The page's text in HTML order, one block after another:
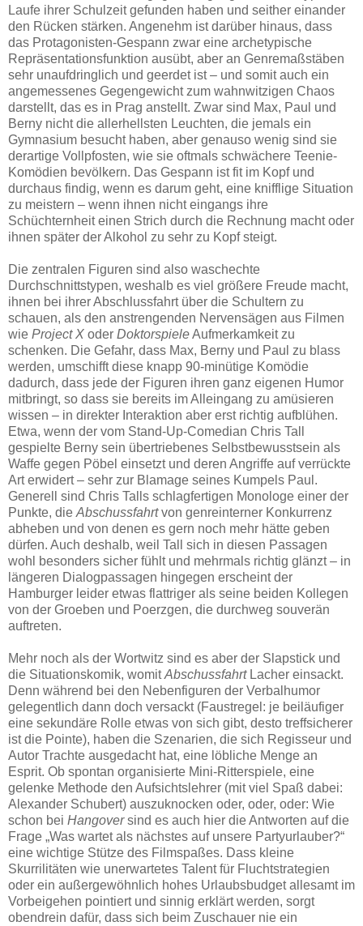
Laufe ihrer Schulzeit gefunden haben und seither einander
den Rücken stärken. Angenehm ist darüber hinaus, dass
das Protagonisten-Gespann zwar eine archetypische
Repräsentationsfunktion ausübt, aber an Genremaßstäben
sehr unaufdringlich und geerdet ist – und somit auch ein
angemessenes Gegengewicht zum wahnwitzigen Chaos
darstellt, das es in Prag anstellt. Zwar sind Max, Paul und
Berny nicht die allerhellsten Leuchten, die jemals ein
Gymnasium besucht haben, aber genauso wenig sind sie
derartige Vollpfosten, wie sie oftmals schwächere Teenie-
Komödien bevölkern. Das Gespann ist fit im Kopf und
durchaus findig, wenn es darum geht, eine knifflige Situation
zu meistern – wenn ihnen nicht eingangs ihre
Schüchternheit einen Strich durch die Rechnung macht oder
ihnen später der Alkohol zu sehr zu Kopf steigt.
Die zentralen Figuren sind also waschechte
Durchschnittstypen, weshalb es viel größere Freude macht,
ihnen bei ihrer Abschlussfahrt über die Schultern zu
schauen, als den anstrengenden Nervensägen aus Filmen
wie Project X oder DoktorspieleAufmerkamkeit zu
schenken. Die Gefahr, dass Max, Berny und Paul zu blass
werden, umschifft diese knapp 90-minütige Komödie
dadurch, dass jede der Figuren ihren ganz eigenen Humor
mitbringt, so dass sie bereits im Alleingang zu amüsieren
wissen – in direkter Interaktion aber erst richtig aufblühen.
Etwa, wenn der vom Stand-Up-Comedian Chris Tall
gespielte Berny sein übertriebenes Selbstbewusstsein als
Waffe gegen Pöbel einsetzt und deren Angriffe auf verrückte
Art erwidert – sehr zur Blamage seines Kumpels Paul.
Generell sind Chris Talls schlagfertigen Monologe einer der
Punkte, die Abschussfahrtvon genreinterner Konkurrenz
abheben und von denen es gern noch mehr hätte geben
dürfen. Auch deshalb, weil Tall sich in diesen Passagen
wohl besonders sicher fühlt und mehrmals richtig glänzt – in
längeren Dialogpassagen hingegen erscheint der
Hamburger leider etwas flattriger als seine beiden Kollegen
von der Groeben und Poerzgen, die durchweg souverän
auftreten.
Mehr noch als der Wortwitz sind es aber der Slapstick und
die Situationskomik, womitAbschussfahrtLacher einsackt.
Denn während bei den Nebenfiguren der Verbalhumor
gelegentlich dann doch versackt (Faustregel: je beiläufiger
eine sekundäre Rolle etwas von sich gibt, desto treffsicherer
ist die Pointe), haben die Szenarien, die sich Regisseur und
Autor Trachte ausgedacht hat, eine löbliche Menge an
Esprit. Ob spontan organisierte Mini-Ritterspiele, eine
gelenke Methode den Aufsichtslehrer (mit viel Spaß dabei:
Alexander Schubert) auszuknocken oder, oder, oder: Wie
schon bei Hangoversind es auch hier die Antworten auf die
Frage „Was wartet als nächstes auf unsere Partyurlauber?“
eine wichtige Stütze des Filmspaßes. Dass kleine
Skurrilitäten wie unerwartetes Talent für Fluchtstrategien
oder ein außergewöhnlich hohes Urlaubsbudget allesamt im
Vorbeigehen pointiert und sinnig erklärt werden, sorgt
obendrein dafür, dass sich beim Zuschauer nie ein